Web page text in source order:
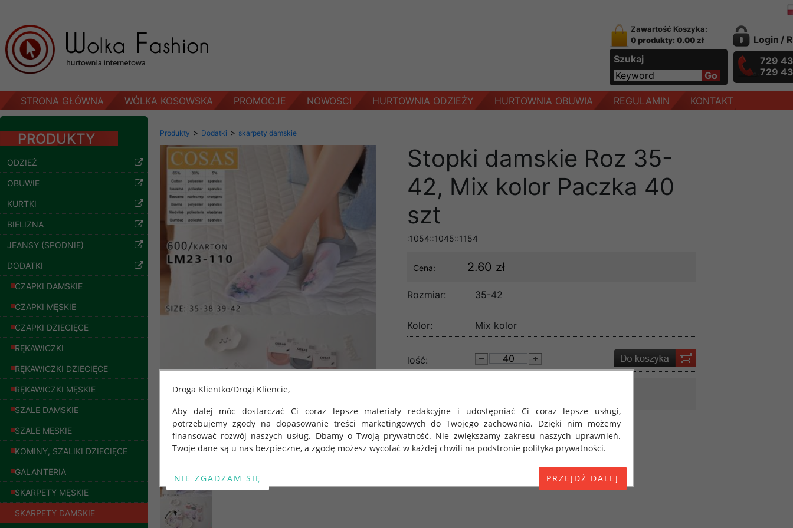
Zawartość Koszyka:
0 produkty: 0.00 zł
Szukaj
Login /
729
729
STRONA GŁÓWNA WÓLKA KOSOWSKA PROMOCJE NOWOSCI HURTOWNIA ODZIEŻY HURTOWNIA OBUWIA REGULAMIN KONTAKT
PRODUKTY
ODZIEŻ
OBUWIE
KURTKI
BIELIZNA
JEANSY (SPODNIE)
DODATKI
CZAPKI DAMSKIE
CZAPKI MĘSKIE
CZAPKI DZIECIĘCE
RĘKAWICZKI
RĘKAWICZKI DZIECIĘCE
RĘKAWICZKI MĘSKIE
SZALE DAMSKIE
SZALE MĘSKIE
KOMINY, SZALIKI DZIECIĘCE
GALANTERIA
SKARPETY MĘSKIE
SKARPETY DAMSKIE
Kurtki damskie
skórzana Roz S-XL,
1 Kolor Paczka 5 szt
95.00 zł
szczegóły
Produkty > Dodatki > skarpety damskie
Stopki damskie Roz 35-
42, Mix kolor Paczka 40
szt
:1054::1045::1154
Cena: 2.60 zł
Rozmiar: 35-42
Kolor: Mix kolor
lość:
Droga Klientko/Drogi Kliencie,
Aby dalej móc dostarczać Ci coraz lepsze materiały redakcyjne i udostępniać Ci coraz lepsze usługi,
potrzebujemy zgody na dopasowanie treści marketingowych do Twojego zachowania. Dzięki nim możemy
finansować rozwój naszych usług. Dbamy o Twoją prywatność. Nie zwiększamy zakresu naszych uprawnień.
Twoje dane są u nas bezpieczne, a zgodę możesz wycofać w każdej chwili na podstronie polityka prywatności.
Od 25 maja 2018 roku obowiązuje Rozporządzenie Parlamentu Europejskiego i Rady (UE) 2016/679 z dnia 27
kwietnia 2016 r. w sprawie ochrony osób fizycznych w związku z przetwarzaniem danych osobowych i w sprawie
swobodnego przepływu takich danych oraz uchylenia dyrektywy 95/46/WE (określane jako "RODO", "ORODO",
"GDPR" lub "Ogólne Rozporządzenie o Ochronie Danych"). W związku z tym chcielibyśmy poinformować Cię o
przetwarzaniu Twoich danych oraz zasadach, na jakich odbywa się to po dniu 25 maja 2018 roku. Poniżej